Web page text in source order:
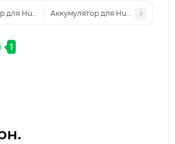
для Huawei P Smart Z, P Smart Pro, P20 Lite,
Аккумулятор для Huawei P7
1